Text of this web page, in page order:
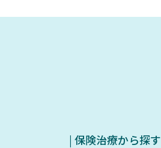
| 保険治療から探す